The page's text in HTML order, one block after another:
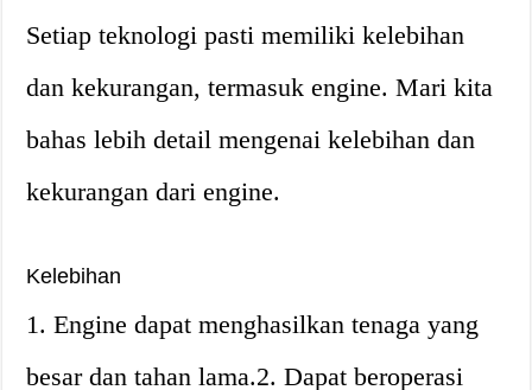
Setiap teknologi pasti memiliki kelebihan
dan kekurangan, termasuk engine. Mari kita
bahas lebih detail mengenai kelebihan dan
kekurangan dari engine.
Kelebihan
1. Engine dapat menghasilkan tenaga yang
besar dan tahan lama.2. Dapat beroperasi